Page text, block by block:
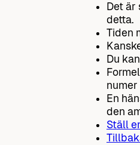
Det
detta.
Tiden
Du
En
den
Ställ